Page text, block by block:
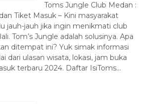
Toms Jungle Club Medan :
Tiket Masuk – Kini masyarakat
jauh-jauh jika ingin menikmati club
Tom’s Jungle adalah solusinya. Apa
ditempat ini? Yuk simak informasi
dari ulasan wisata, lokasi, jam buka
terbaru 2024. Daftar IsiToms...